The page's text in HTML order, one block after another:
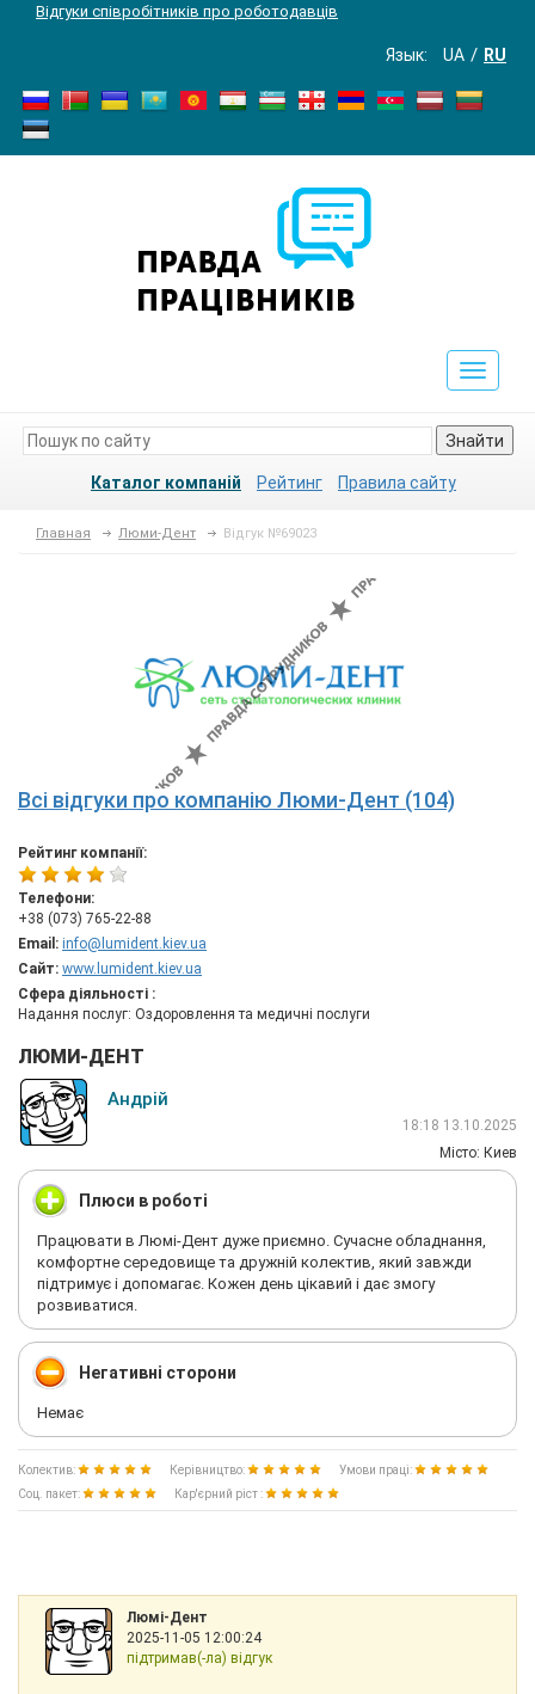
Відгуки співробітників про роботодавців
Язык: UA RU
Toggle
Знайти
Каталог компаній Рейтинг Правила сайту
Главная Люми-Дент Відгук №69023
Всі відгуки про компанію Люми-Дент (104)
Рейтинг компанії:
Телефони:
+38 (073) 765-22-88
Email: info@lumident.kiev.ua
Сайт: www.lumident.kiev.ua
Сфера діяльності :
Надання послуг: Оздоровлення та медичні послуги
ЛЮМИ-ДЕНТ
Андрій
18:18 13.10.2025
Мiсто: Киев
Плюси в роботі
Працювати в Люмі-Дент дуже приємно. Сучасне обладнання,
комфортне середовище та дружній колектив, який завжди
підтримує і допомагає. Кожен день цікавий і дає змогу
розвиватися.
Негативні сторони
Немає
Колектив: Керівництво:
Умови праці:
Соц. пакет:
Кар'єрний ріст :
Люмі-Дент
2025-11-05 12:00:24
підтримав(-ла) відгук